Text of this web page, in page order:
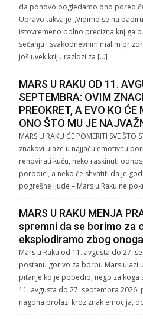
da ponovo pogledamo ono pored
Upravo takva je „Vidimo se na
istovremeno bolno precizna knjiga
sećanju i svakodnevnim malim
još uvek kriju razlozi za […]
MARS U RAKU OD 11.
SEPTEMBRA: OVIM
PREOKRET, A EVO KO
ONO ŠTO MU JE
MARS U RAKU ĆE POMERITI SVE
znakovi ulaze u najjaču emotivnu
renovirati kuću, neko raskinuti
porodici, a neko će shvatiti da je
pogrešne ljude – Mars u Raku ne
MARS U RAKU MENJA
spremni da se borimo za
eksplodiramo zbog
Mars u Raku od 11. avgusta do 27.
postanu gorivo za borbu Mars ulazi
pitanje ko je pobedio, nego za
11. avgusta do 27. septembra
nagona prolazi kroz znak emocija,